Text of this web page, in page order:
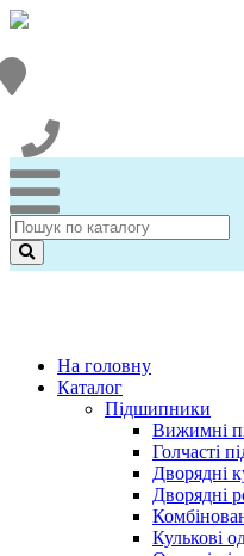
На головну
Каталог
Підшипники
Вижимні
Голчасті
Дворядні
Дворядні
Кулькові